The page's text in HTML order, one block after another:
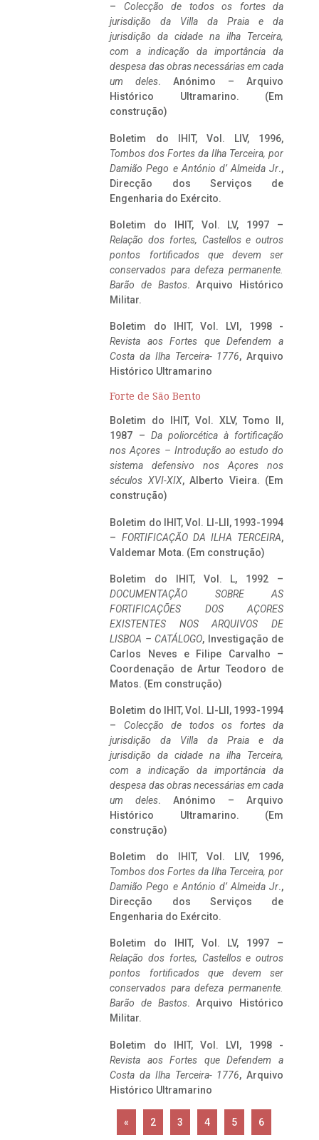
– Colecção de todos os fortes da
jurisdição da Villa da Praia e da
jurisdição da cidade na ilha Terceira,
com a indicação da importância da
despesa das obras necessárias em cada
um deles. Anónimo – Arquivo
Histórico Ultramarino. (Em
construção)
Boletim do IHIT, Vol. LIV, 1996,
Tombos dos Fortes da Ilha Terceira, por
Damião Pego e António d’ Almeida Jr.,
Direcção dos Serviços de
Engenharia do Exército.
Boletim do IHIT, Vol. LV, 1997 –
Relação dos fortes, Castellos e outros
pontos fortificados que devem ser
conservados para defeza permanente.
Barão de Bastos. Arquivo Histórico
Militar.
Boletim do IHIT, Vol. LVI, 1998 -
Revista aos Fortes que Defendem a
Costa da Ilha Terceira- 1776, Arquivo
Histórico Ultramarino
Forte de São Bento
Boletim do IHIT, Vol. XLV, Tomo II,
1987 – Da poliorcética à fortificação
nos Açores – Introdução ao estudo do
sistema defensivo nos Açores nos
séculos XVI-XIX, Alberto Vieira. (Em
construção)
Boletim do IHIT, Vol. LI-LII, 1993-1994
– FORTIFICAÇÃO DA ILHA TERCEIRA,
Valdemar Mota. (Em construção)
Boletim do IHIT, Vol. L, 1992 –
DOCUMENTAÇÃO SOBRE AS
FORTIFICAÇÕES DOS AÇORES
EXISTENTES NOS ARQUIVOS DE
LISBOA – CATÁLOGO, Investigação de
Carlos Neves e Filipe Carvalho –
Coordenação de Artur Teodoro de
Matos. (Em construção)
Boletim do IHIT, Vol. LI-LII, 1993-1994
– Colecção de todos os fortes da
jurisdição da Villa da Praia e da
jurisdição da cidade na ilha Terceira,
com a indicação da importância da
despesa das obras necessárias em cada
um deles. Anónimo – Arquivo
Histórico Ultramarino. (Em
construção)
Boletim do IHIT, Vol. LIV, 1996,
Tombos dos Fortes da Ilha Terceira, por
Damião Pego e António d’ Almeida Jr.,
Direcção dos Serviços de
Engenharia do Exército.
Boletim do IHIT, Vol. LV, 1997 –
Relação dos fortes, Castellos e outros
pontos fortificados que devem ser
conservados para defeza permanente.
Barão de Bastos. Arquivo Histórico
Militar.
Boletim do IHIT, Vol. LVI, 1998 -
Revista aos Fortes que Defendem a
Costa da Ilha Terceira- 1776, Arquivo
Histórico Ultramarino
« 2 3 4 5 6